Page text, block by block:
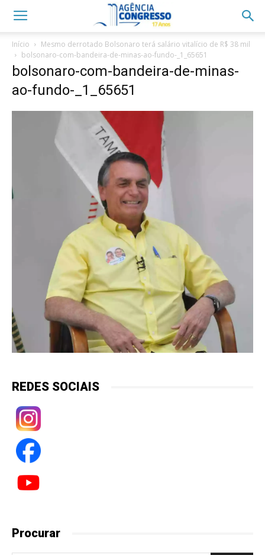
Início
Mesmo derrotado Bolsonaro terá salário vitalício de R$ 38 mil
bolsonaro-com-bandeira-de-minas-ao-fundo-_1_65651
bolsonaro-com-bandeira-de-minas-
ao-fundo-_1_65651
REDES SOCIAIS
Procurar